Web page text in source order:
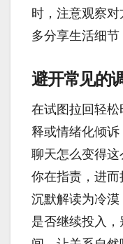
时，注意观察
多分享生活细节
避开常见的
在试图拉回轻
释或情绪化倾诉
聊天怎么变得这
你在指责，进
沉默解读为冷
是否继续投入